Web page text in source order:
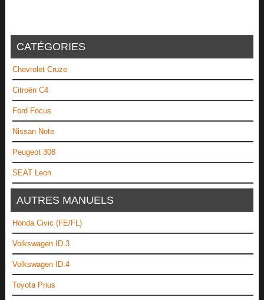
CATÉGORIES
Chevrolet Cruze
Citroën C4
Ford Focus
Nissan Note
Peugeot 308
SEAT Leon
AUTRES MANUELS
Honda Civic (FE/FL)
Volkswagen ID.3
Volkswagen ID.4
Toyota Prius